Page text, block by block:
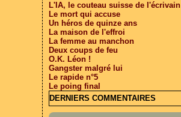
L'IA, le couteau suisse de l'écrivain
Le mort qui accuse
Un héros de quinze ans
La maison de l'effroi
La femme au manchon
Deux coups de feu
O.K. Léon !
Gangster malgré lui
Le rapide n°5
Le poing final
DERNIERS COMMENTAIRES